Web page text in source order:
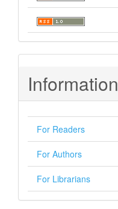
Information
For Readers
For Authors
For Librarians